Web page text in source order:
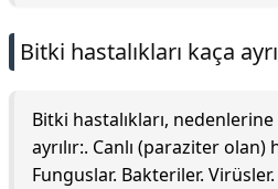
Bitki hastalıkları kaça
Bitki hastalıkları,
ayrılır:. Canlı (paraziter
Funguslar. Bakteriler. Virüsler.